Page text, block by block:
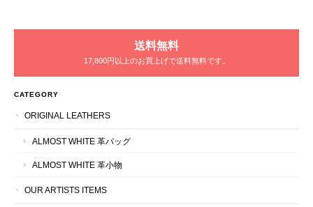
送料無料
17,800円以上のお買上げで送料無料です。
CATEGORY
ORIGINAL LEATHERS
ALMOST WHITE 革バッグ
ALMOST WHITE 革小物
OUR ARTISTS ITEMS